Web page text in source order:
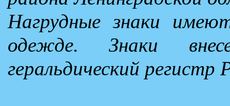
Нагрудные знаки
одежде. Знаки
геральдический